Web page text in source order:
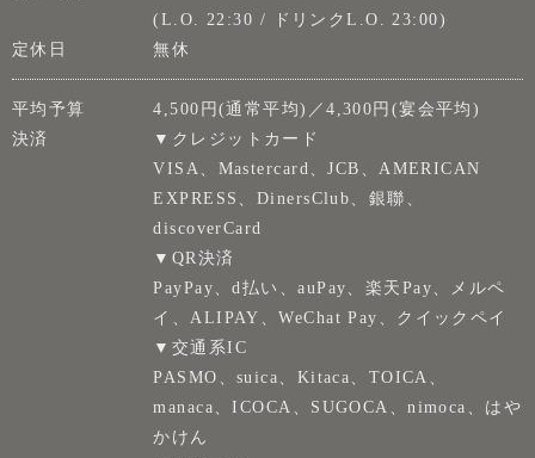
(L.O. 22:30 / ドリンクL.O. 23:00)
定休日
無休
平均予算
4,500円(通常平均)／4,300円(宴会平均)
決済
▼クレジットカード
VISA、Mastercard、JCB、AMERICAN
EXPRESS、DinersClub、銀聯、
discoverCard
▼QR決済
PayPay、d払い、auPay、楽天Pay、メルペ
イ、ALIPAY、WeChat Pay、クイックペイ
▼交通系IC
PASMO、suica、Kitaca、TOICA、
manaca、ICOCA、SUGOCA、nimoca、はや
かけん